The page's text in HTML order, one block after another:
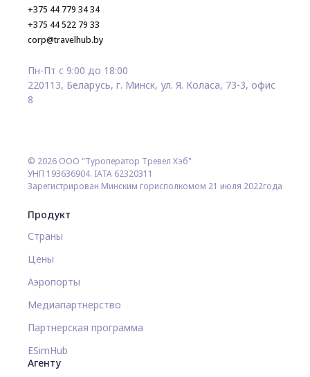
+375 44 779 34 34
+375 44 522 79 33
corp@travelhub.by
Пн-Пт с 9:00 до 18:00
220113, Беларусь, г. Минск, ул. Я. Коласа, 73-3, офис
8
© 2026 ООО "Туроператор Тревел Хэб"
УНП 193636904. IATA 62320311
Зарегистрирован Минским горисполкомом 21 июля 2022года
Продукт
Страны
Цены
Аэропорты
Медиапартнерство
Партнерская программа
ESimHub
Агенту